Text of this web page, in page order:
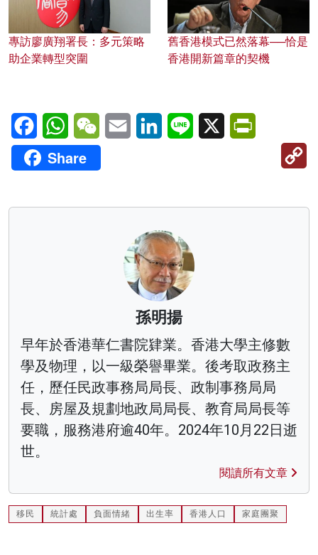
專訪廖廣翔署長：多元策略
助企業轉型突圍
舊香港模式已然落幕──恰是
香港開新篇章的契機
FacebookWhatsAppWeChatEmail LinkedInLine X
Share
孫明揚
早年於香港華仁書院肄業。香港大學主修數
學及物理，以一級榮譽畢業。後考取政務主
任，歷任民政事務局局長、政制事務局局
長、房屋及規劃地政局局長、教育局局長等
要職，服務港府逾40年。2024年10月22日逝
世。
閱讀所有文章
移民 統計處 負面情緒 出生率 香港人口 家庭團聚